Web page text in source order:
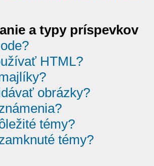
a typy príspevkov
HTML?
obrázky?
témy?
témy?